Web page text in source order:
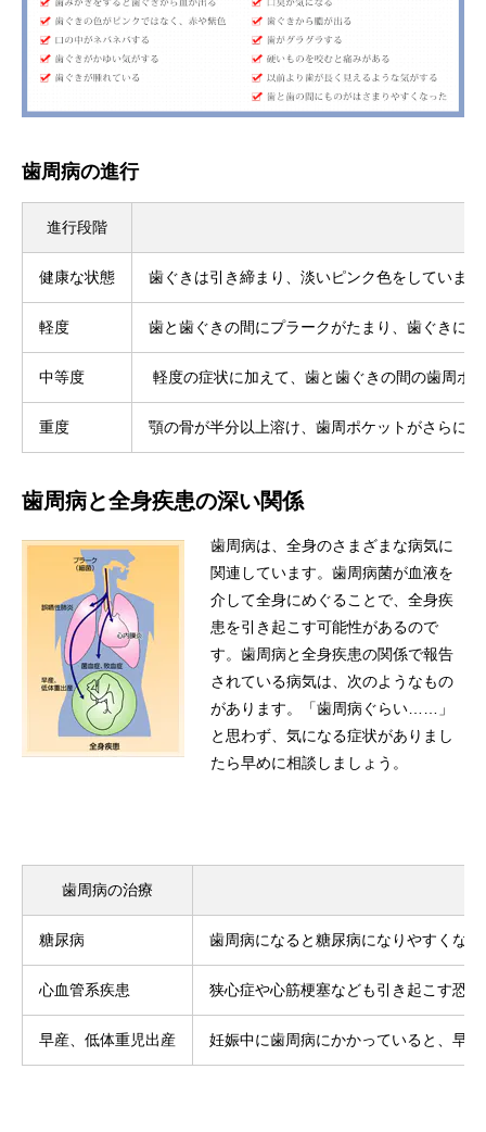
歯周病の進行
進行段階
健康な状態 歯ぐきは引き締まり、淡いピンク色をしています
軽度 歯と歯ぐきの間にプラークがたまり、歯ぐきに
中等度 軽度の症状に加えて、歯と歯ぐきの間の歯周ポ
重度 顎の骨が半分以上溶け、歯周ポケットがさらに
歯周病と全身疾患の深い関係
歯周病は、全身のさまざまな病気に
関連しています。歯周病菌が血液を
介して全身にめぐることで、全身疾
患を引き起こす可能性があるので
す。歯周病と全身疾患の関係で報告
されている病気は、次のようなもの
があります。「歯周病ぐらい……」
と思わず、気になる症状がありまし
たら早めに相談しましょう。
歯周病の治療
糖尿病 歯周病になると糖尿病になりやすくな
心血管系疾患 狭心症や心筋梗塞なども引き起こす恐
早産、低体重児出産 妊娠中に歯周病にかかっていると、早